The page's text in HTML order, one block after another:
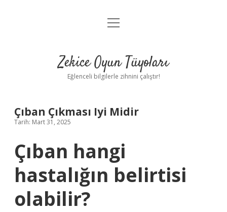
Anasayfa
Yasal Uyarı
menüyü
Zekice Oyun Tüyoları
Eğlenceli bilgilerle zihnini çalıştır!
Çıban Çıkması Iyi Midir
Tarih: Mart 31, 2025
Çıban hangi
hastalığın belirtisi
olabilir?